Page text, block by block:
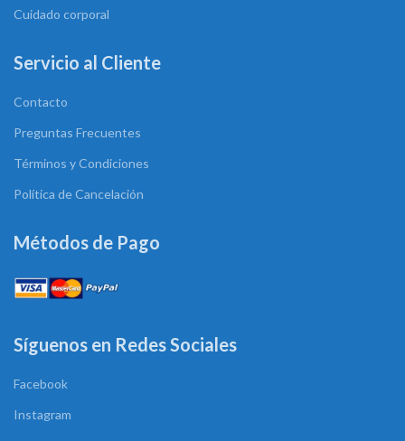
Cuidado corporal
Servicio al Cliente
Contacto
Preguntas Frecuentes
Términos y Condiciones
Política de Cancelación
Métodos de Pago
Síguenos en Redes Sociales
Facebook
Instagram